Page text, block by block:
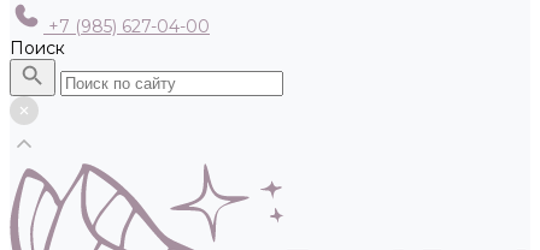
+7 (985) 627-04-00
Поиск